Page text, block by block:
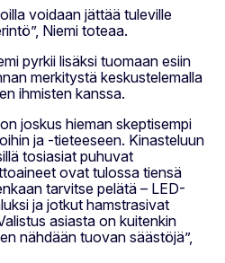
voidaan jättää tuleville
Niemi toteaa.
pyrkii lisäksi tuomaan esiin
merkitystä keskustelemalla
ihmisten kanssa.
joskus hieman skeptisempi
ja -tieteeseen. Kinasteluun
tosiasiat puhuvat
ovat tulossa tiensä
tarvitse pelätä – LED-
ja jotkut hamstrasivat
asiasta on kuitenkin
nähdään tuovan säästöjä”,